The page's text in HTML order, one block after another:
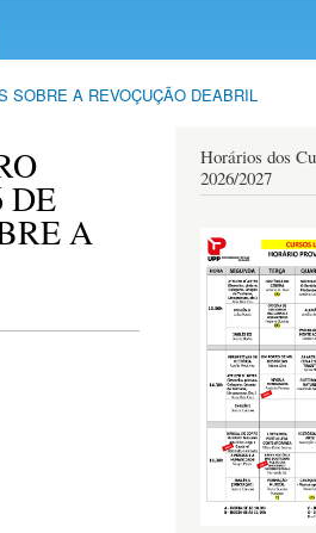
SOBRE A REVOÇUÇÃO DEABRIL
DE
A
Horários dos
2026/2027